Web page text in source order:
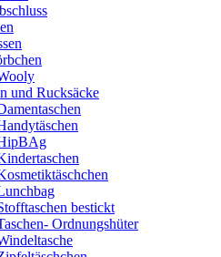
und Rucksäcke
bestickt
Ordnungshüter